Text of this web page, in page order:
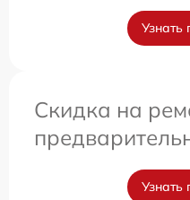
Узнать
Скидка на
Узнать